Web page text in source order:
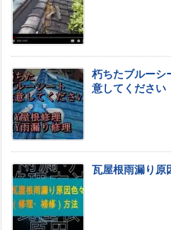
朽ちたブルーシ
意してください
瓦屋根雨漏り原